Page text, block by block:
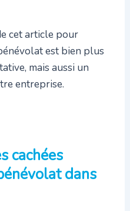
cet article pour
est bien plus
mais aussi un
entreprise.
cachées
dans